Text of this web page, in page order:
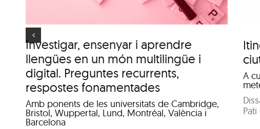
Investigar, ensenyar i aprendre
llengües en un món multilingüe i
digital. Preguntes recurrents,
respostes fonamentades
Amb ponents de les universitats de Cambridge,
Bristol, Wuppertal, Lund, Montréal, València i
Barcelona
A